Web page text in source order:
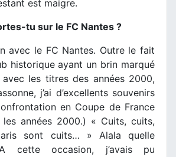
est maigre.
tu sur le FC Nantes ?
avec le FC Nantes. Outre le fait
historique ayant un brin marqué
les titres des années 2000,
j’ai d’excellents souvenirs
en Coupe de France
années 2000.) « Cuits, cuits,
sont cuits… » Alala quelle
cette occasion, j’avais pu